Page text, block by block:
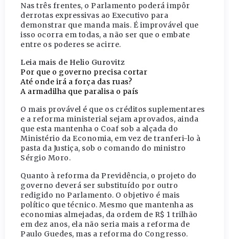
Nas três frentes, o Parlamento poderá impôr
derrotas expressivas ao Executivo para
demonstrar que manda mais. É improvável que
isso ocorra em todas, a não ser que o embate
entre os poderes se acirre.
Leia mais de Helio Gurovitz
Por que o governo precisa cortar
Até onde irá a força das ruas?
A armadilha que paralisa o país
O mais provável é que os créditos suplementares
e a reforma ministerial sejam aprovados, ainda
que esta mantenha o Coaf sob a alçada do
Ministério da Economia, em vez de tranferi-lo à
pasta da Justiça, sob o comando do ministro
Sérgio Moro.
Quanto à reforma da Previdência, o projeto do
governo deverá ser substituído por outro
redigido no Parlamento. O objetivo é mais
político que técnico. Mesmo que mantenha as
economias almejadas, da ordem de R$ 1 trilhão
em dez anos, ela não seria mais a reforma de
Paulo Guedes, mas a reforma do Congresso.